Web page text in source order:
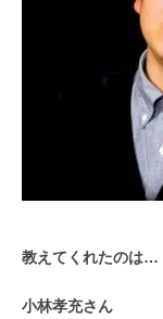
教えてくれたのは…
小林孝充さん